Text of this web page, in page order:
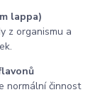
lappa)
z organismu a
normální činnost